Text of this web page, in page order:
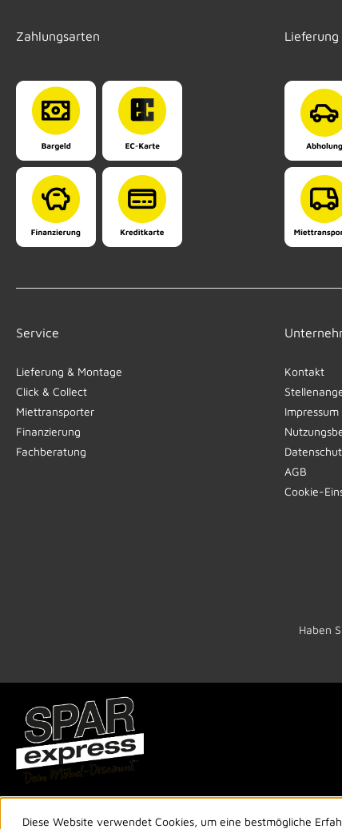
Zahlungsarten
Service
Lieferung & Montage
Click & Collect
Miettransporter
Finanzierung
Fachberatung
Kontakt
Impressum
AGB
Cookie-
Haben
Diese Website verwendet Cookies, um eine bestmögliche